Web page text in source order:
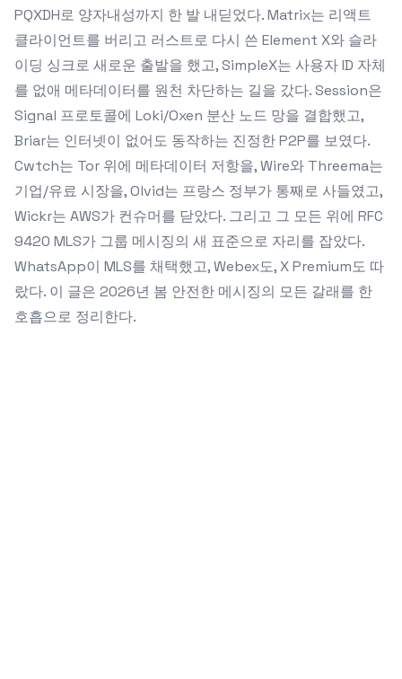
PQXDH로 양자내성까지 한 발 내딛었다. Matrix는 리액트
클라이언트를 버리고 러스트로 다시 쓴 Element X와 슬라
이딩 싱크로 새로운 출발을 했고, SimpleX는 사용자 ID 자체
를 없애 메타데이터를 원천 차단하는 길을 갔다. Session은
Signal 프로토콜에 Loki/Oxen 분산 노드 망을 결합했고,
Briar는 인터넷이 없어도 동작하는 진정한 P2P를 보였다.
Cwtch는 Tor 위에 메타데이터 저항을, Wire와 Threema는
기업/유료 시장을, Olvid는 프랑스 정부가 통째로 사들였고,
Wickr는 AWS가 컨슈머를 닫았다. 그리고 그 모든 위에 RFC
9420 MLS가 그룹 메시징의 새 표준으로 자리를 잡았다.
WhatsApp이 MLS를 채택했고, Webex도, X Premium도 따
랐다. 이 글은 2026년 봄 안전한 메시징의 모든 갈래를 한
호흡으로 정리한다.